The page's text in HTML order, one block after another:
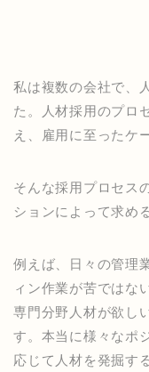
私は複数の会社で、
た。人材採用のプロ
え、雇用に至ったケ
そんな採用プロセス
ションによって求め
例えば、日々の管理
ィン作業が苦ではな
専門分野人材が欲し
す。本当に様々なポ
応じて人材を発掘す